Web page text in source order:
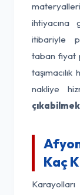
ihtiyacına
itibariyle
taban fiyat
nakliye
Kaç